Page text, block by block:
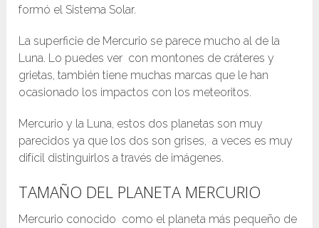
formó el Sistema Solar.
La superficie de Mercurio se parece mucho al de la
Luna. Lo puedes ver con montones de cráteres y
grietas, también tiene muchas marcas que le han
ocasionado los impactos con los meteoritos.
Mercurio y la Luna, estos dos planetas son muy
parecidos ya que los dos son grises, a veces es muy
difícil distinguirlos a través de imágenes.
TAMAÑO DEL PLANETA MERCURIO
Mercurio conocido como el planeta más pequeño de